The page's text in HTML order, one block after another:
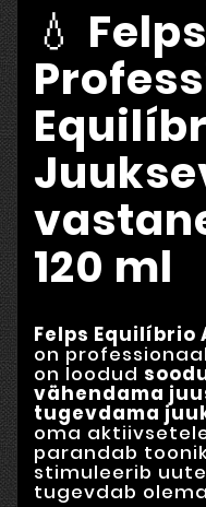
💧 Felps
120 ml
Felps
on
on loodud
vähendama
tugevdama
oma
parandab
stimuleerib
tugevdab